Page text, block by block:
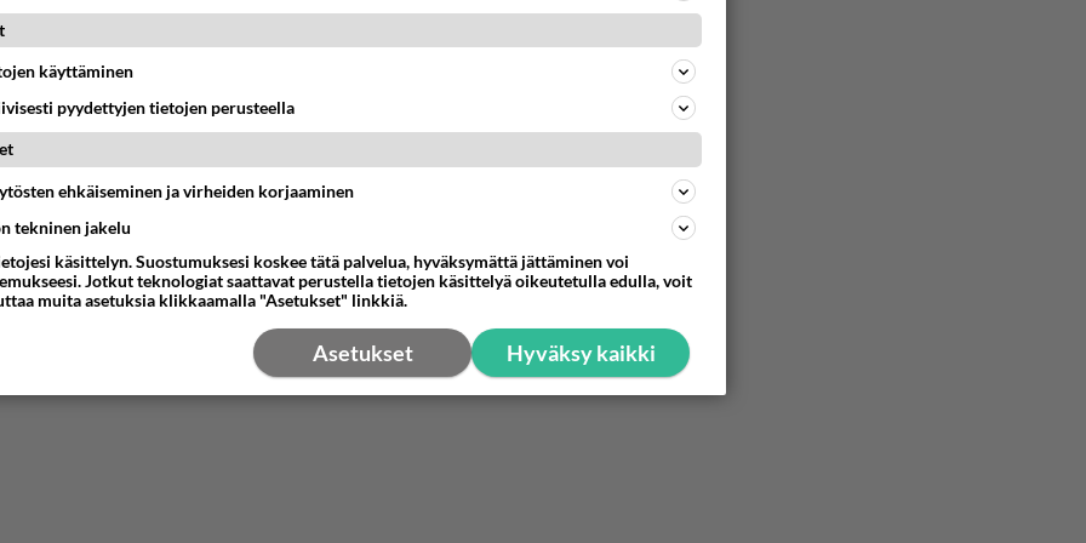
Ernest Lawson täräytti erikoisen heiton TTK-lehdistötilaisuudessa: " Onko tässä tarkoituksena...?"
Kotimaiset julkkisjuorut
8
Välimme menivät niin pahasti solmuun, ettei niitä voi enää korjata. On aika jatkaa elämässä eteenpäin. Toivon sulle kaik
Ikävä
652
melekoosen tehokas 124 liikenteessä. Ei paljon vastamäki haitannu....
Hyrynsalmi
550
käyttäminen
pyydettyjen tietojen perusteella
ehkäiseminen ja virheiden korjaaminen
tekninen jakelu
käsittelyn. Suostumuksesi koskee tätä palvelua, hyväksymättä jättäminen voi
Jotkut teknologiat saattavat perustella tietojen käsittelyä oikeutetulla edulla, voit
muita asetuksia klikkaamalla "Asetukset" linkkiä.
Hyväksy kaikki
Asetukset